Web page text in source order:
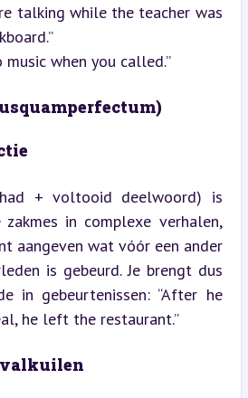
talking while the teacher was
when you called.”
+ voltooid deelwoord) is
in complexe verhalen,
aangeven wat vóór een ander
is gebeurd. Je brengt dus
in gebeurtenissen: “After he
he left the restaurant.”
valkuilen